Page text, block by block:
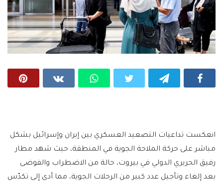
انعكست تداعيات التصعيد العسكري بين إيران وإسرائيل بشكل
مباشر على حركة الملاحة الجوية في المنطقة، حيث شهد مطار
رفيق الحريري الدولي في بيروت، حالة من الاضطراب والفوضى
بعد إلغاء وتأجيل عدد كبير من الرحلات الجوية، مما أدى إلى تكدّس